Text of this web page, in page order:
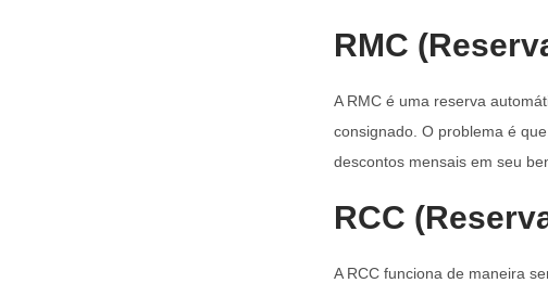
RMC
A RMC é uma reserva
consignado. O problema é
descontos mensais em seu
RCC
A RCC funciona de maneira